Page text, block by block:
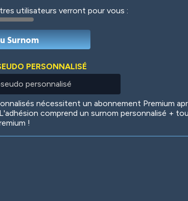
International
Starlight Circuits
utilisateurs verront pour vous :
PERSONNALISÉ
nécessitent un abonnement Premium
comprend un surnom personnalisé +
!